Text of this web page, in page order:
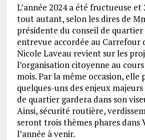
L’année 2024 a été fructueuse et
tout autant, selon les dires de
présidente du conseil de quartier
entrevue accordée au Carrefour
Nicole Laveau revient sur les
l’organisation citoyenne au
mois. Par la même occasion, elle
quelques-uns des enjeux
de quartier gardera dans son
Ainsi, sécurité routière,
seront trois thèmes phares dans
l’année à venir.